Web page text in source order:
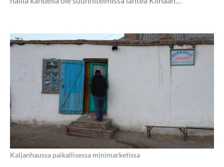
Kaljanhaussa paikallisessa minimarketissa